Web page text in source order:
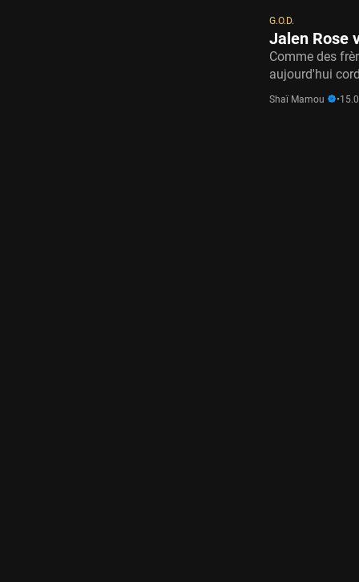
G.O.D.
Jalen Rose
Comme des
aujourd'hui
Shaï Mamou •